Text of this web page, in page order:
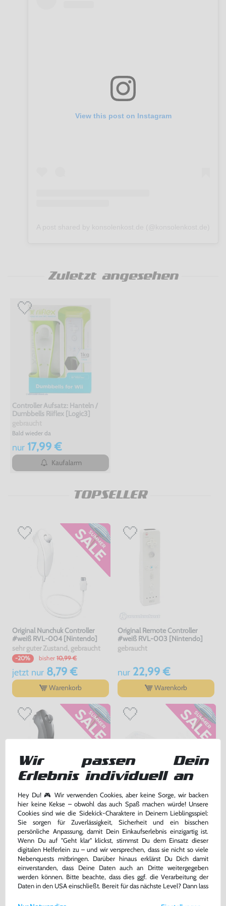
View this post on Instagram
Zuletzt angesehen
Controller Aufsatz: Hanteln /
Dumbbells Riiflex [Logic3]
Bald wieder da
nur17,99 €
Kaufalarm
TOPSELLER
Original Nunchuk Controller
#weiß RVL-004 [Nintendo]
sehr guter Zustand, gebraucht
-20% bisher 10,99 €
jetzt nur8,79 €
Warenkorb
Original Remote Controller
#weiß RVL-003 [Nintendo]
gebraucht
nur22,99 €
Warenkorb
Original Nunchuk Controller
#schwarz [Nintendo]
sehr guter Zustand, gebraucht
nur12,99 €
Warenkorb
Original Schutzhülle / Skin /
Sleeve / Cover für Remote
#transp.
gebraucht
-60% bisher 0,99 €
jetzt nur0,40 €
Warenkorb
DAS HABEN ANDERE DAZU
Wir passen Dein
Erlebnis individuell an
Hey Du! 🎮 Wir verwenden Cookies, aber keine Sorge, wir backen
hier keine Kekse – obwohl das auch Spaß machen würde! Unsere
Cookies sind wie die Sidekick-Charaktere in Deinem Lieblingsspiel:
Sie sorgen für Zuverlässigkeit, Sicherheit und ein bisschen
persönliche Anpassung, damit Dein Einkaufserlebnis einzigartig ist.
Wenn Du auf "Geht klar" klickst, stimmst Du dem Einsatz dieser
digitalen Helferlein zu – und wir versprechen, dass sie nicht so viele
Nebenquests mitbringen. Darüber hinaus erklärst Du Dich damit
einverstanden, dass Deine Daten auch an Dritte weitergegeben
werden können. Bitte beachte, dass dies ggf. die Verarbeitung der
Daten in den USA einschließt. Bereit für das nächste Level? Dann lass